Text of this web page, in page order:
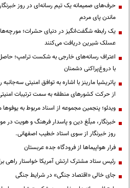
حرف‌های صمیمانه یک تیم رسانه‌ای در روز
ماندن پای مردم
یک رابطه شگفت‌انگیز در دنیای حشرات؛
عسلک شیرین دریافت می‌کنند
اعتراف رسانه‌های خارجی به شکست ترامپ؛
با دروغ‌پراکنی دشمنان
پاتریشیا مارینز با اشاره به توافق امنیتی
از حرکت کشورهای منطقه به سمت ترتیبات
ویدئو؛ پنجمین مجموعه از اسناد مربوط به
خبرنگار، مبلّغ دین و پاسدار فرهنگ و هویت
روز خبرنگار از سوی استاد خطیب اصفهانی.
فرار هواپیماها از فرودگاه جده عربستان
رئیس ستاد مشترک ارتش آمریکا خواستار راهی
جای خالی «اقتصاد جنگی» در شرایط جنگی